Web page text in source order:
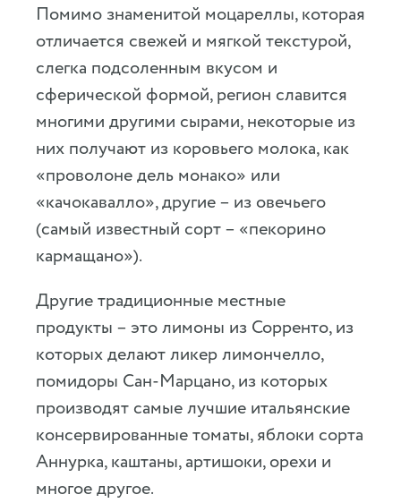
Помимо знаменитой моцареллы, которая
отличается свежей и мягкой текстурой,
слегка подсоленным вкусом и
сферической формой, регион славится
многими другими сырами, некоторые из
них получают из коровьего молока, как
«проволоне дель монако» или
«качокавалло», другие – из овечьего
(самый известный сорт – «пекорино
кармащано»).
Другие традиционные местные
продукты – это лимоны из Сорренто, из
которых делают ликер лимончелло,
помидоры Сан-Марцано, из которых
производят самые лучшие итальянские
консервированные томаты, яблоки сорта
Аннурка, каштаны, артишоки, орехи и
многое другое.